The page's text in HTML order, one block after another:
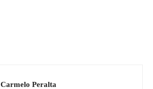
Carmelo Peralta